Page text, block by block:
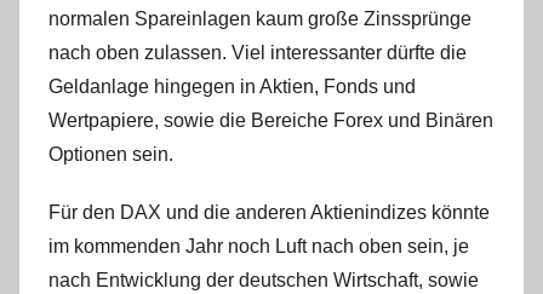
i
n
normalen Spareinlagen kaum große Zinssprünge
nach oben zulassen. Viel interessanter dürfte die
Geldanlage hingegen in Aktien, Fonds und
Wertpapiere, sowie die Bereiche Forex und Binären
Optionen sein.
Für den DAX und die anderen Aktienindizes könnte
im kommenden Jahr noch Luft nach oben sein, je
nach Entwicklung der deutschen Wirtschaft, sowie